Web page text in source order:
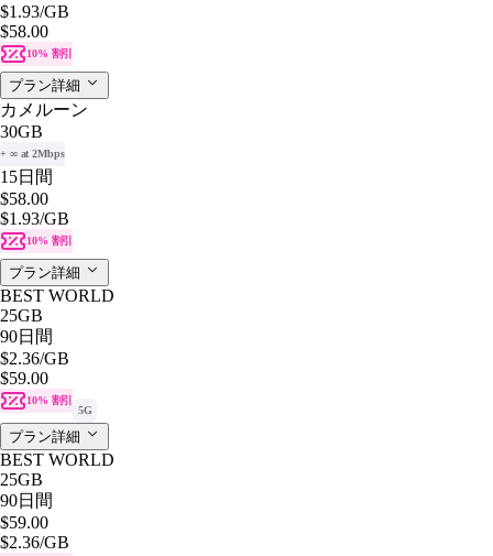
$1.93/GB
$58.00
10% 割引
プラン詳細
カメルーン
30GB
+ ∞ at 2Mbps
15日間
$58.00
$1.93/GB
10% 割引
プラン詳細
BEST WORLD
25GB
90日間
$2.36/GB
$59.00
10% 割引
5G
プラン詳細
BEST WORLD
25GB
90日間
$59.00
$2.36/GB